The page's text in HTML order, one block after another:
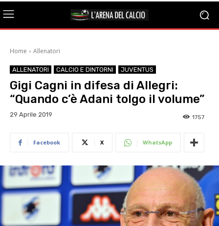
Home Allenatori
ALLENATORI CALCIO E DINTORNI JUVENTUS
Gigi Cagni in difesa di Allegri:
“Quando c’è Adani tolgo il volume”
29 Aprile 2019 1757
Facebook X WhatsApp